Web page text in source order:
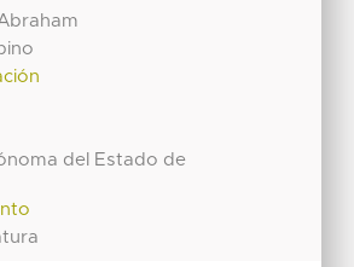
del Estado de